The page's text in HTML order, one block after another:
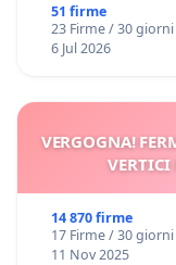
51 firme
23 Firme / 30 giorni
6 Jul 2026
VERGOGNA!
VERTICI
14 870 firme
17 Firme / 30 giorni
11 Nov 2025